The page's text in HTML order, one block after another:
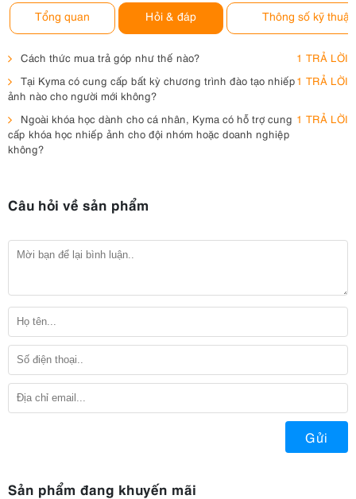
Tổng quan Hỏi & đáp Thông số kỹ thuật
Cách thức mua trả góp như thế nào?
1 TRẢ LỜI
Tại Kyma có cung cấp bất kỳ chương trình đào tạo nhiếp
ảnh nào cho người mới không?
1 TRẢ LỜI
Ngoài khóa học dành cho cá nhân, Kyma có hỗ trợ cung
cấp khóa học nhiếp ảnh cho đội nhóm hoặc doanh nghiệp
không?
1 TRẢ LỜI
Câu hỏi về sản phẩm
Gửi
Sản phẩm đang khuyến mãi